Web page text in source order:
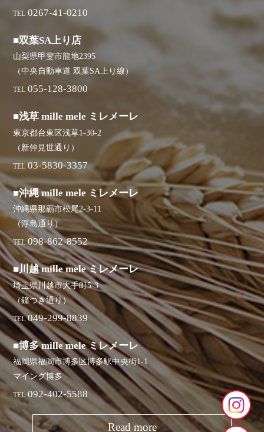
TEL 0267-41-0210
■双葉SA上り店
山梨県甲斐市龍地2395
（中央自動車道 双葉SA上り線）
TEL 055-128-3800
■浅草 mille mele ミレメーレ
東京都台東区浅草1-30-2
（新仲見世通り）
TEL 03-5830-3357
■沖縄 mille mele ミレメーレ
沖縄県那覇市松尾2-3-11
（浮島通り）
TEL 098-862-8552
■川越 mille mele ミレメーレ
埼玉県川越市大手町5-3
（鐘つき通り）
TEL 049-299-8839
■博多 mille mele ミレメーレ
福岡県福岡市博多区博多駅中央街1-1
マイング博多
TEL 092-402-5588
Read more